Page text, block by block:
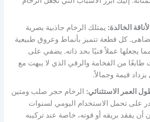
الخالدة: يمتلك الرخام جاذبية بصرية
كل قطعة تتميز بأنماط وعروق طبيعية
مما يجعلها عملاً فنيًا بحد ذاته. يضفي على
طابعًا من الفخامة والرقي الذي لا يبهت مع
يزداد قيمة وجمالاً.
العمر الاستثنائي: الرخام حجر صلب ومتين
على تحمل الاستخدام اليومي لسنوات
أن يفقد بريقه أو قوته، خاصة عند تركيبه